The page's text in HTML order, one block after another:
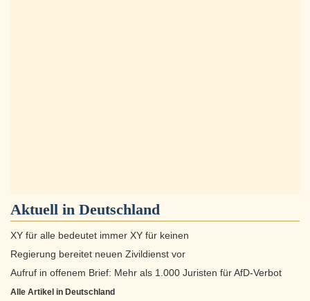
Aktuell in Deutschland
XY für alle bedeutet immer XY für keinen
Regierung bereitet neuen Zivildienst vor
Aufruf in offenem Brief: Mehr als 1.000 Juristen für AfD-Verbot
Alle Artikel in Deutschland